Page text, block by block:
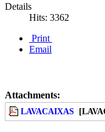
Details
Hits: 3362
Print
Email
Attachments:
LAVACAIXAS